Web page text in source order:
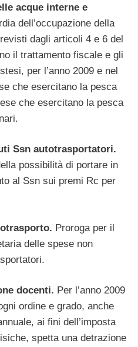
acque interne e
dell’occupazione della
dagli articoli 4 e 6 del
il trattamento fiscale e gli
per l’anno 2009 e nel
che esercitano la pesca
che esercitano la pesca
Ssn autotrasportatori.
possibilità di portare in
al Ssn sui premi Rc per
Proroga per il
delle spese non
docenti. Per l’anno 2009
ordine e grado, anche
ai fini dell’imposta
spetta una detrazione